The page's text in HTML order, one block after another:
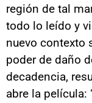
región de tal
todo lo leído y
nuevo contexto
poder de daño
decadencia,
abre la película: